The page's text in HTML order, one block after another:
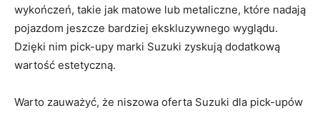
wykończeń, takie jak matowe lub​ metaliczne, ⁢które nadają
pojazdom jeszcze bardziej ⁣ekskluzywnego wyglądu.
Dzięki nim pick-upy marki Suzuki zyskują dodatkową
wartość estetyczną.
Warto zauważyć, że ‌niszowa oferta Suzuki dla pick-upów